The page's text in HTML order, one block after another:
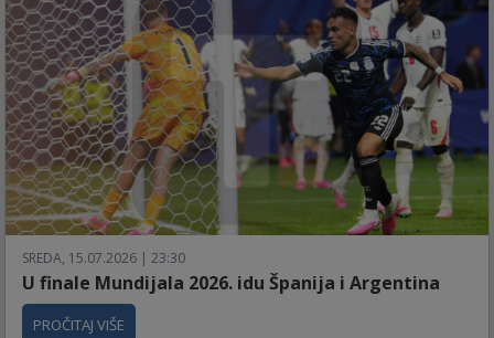
SREDA, 15.07.2026 | 23:30
U finale Mundijala 2026. idu Španija i Argentina
PROČITAJ VIŠE